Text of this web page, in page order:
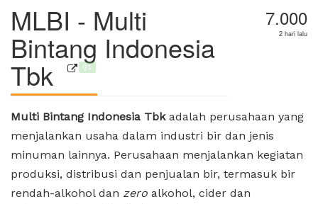
MLBI - Multi
Bintang Indonesia
Tbk Q1
7.000
2 hari lalu
Multi Bintang Indonesia Tbkadalah perusahaan yang
menjalankan usaha dalam industri bir dan jenis
minuman lainnya. Perusahaan menjalankan kegiatan
produksi, distribusi dan penjualan bir, termasuk bir
rendah-alkohol dan zero alkohol, cider dan